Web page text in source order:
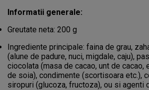
Informatii generale:
Greutate neta: 200 g
Ingrediente principale: faina de grau,
(alune de padure, nuci, migdale, caju),
ciocolata (masa de cacao, unt de cacao,
de soia), condimente (scortisoara etc.),
siropuri (glucoza, fructoza), ou si agenti